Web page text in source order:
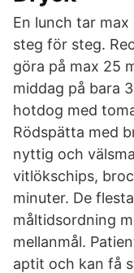
En lunch tar
steg för steg.
göra på max 25
middag på bara
hotdog med
Rödspätta med
nyttig och
vitlökschips,
minuter. De
måltidsordning
mellanmål.
aptit och kan få